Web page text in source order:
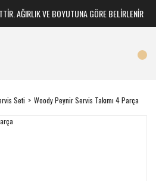
AĞIRLIK VE BOYUTUNA GÖRE BELİRLENİR
Seti Woody Peynir Servis Takımı 4 Parça